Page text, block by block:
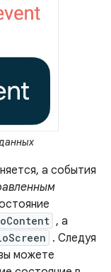
а события
, а
. Следуя
можете